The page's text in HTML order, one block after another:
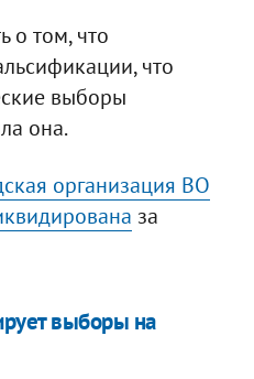
о том, что
что
выборы
она.
организация ВО
за
выборы на